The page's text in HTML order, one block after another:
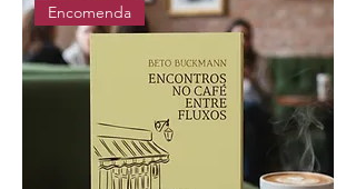
Encomenda